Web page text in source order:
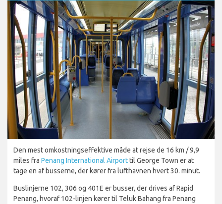
Den mest omkostningseffektive måde at rejse de 16 km / 9,9
miles fra Penang International Airporttil George Town er at
tage en af busserne, der kører fra lufthavnen hvert 30. minut.
Buslinjerne 102, 306 og 401E er busser, der drives af Rapid
Penang, hvoraf 102-linjen kører til Teluk Bahang fra Penang